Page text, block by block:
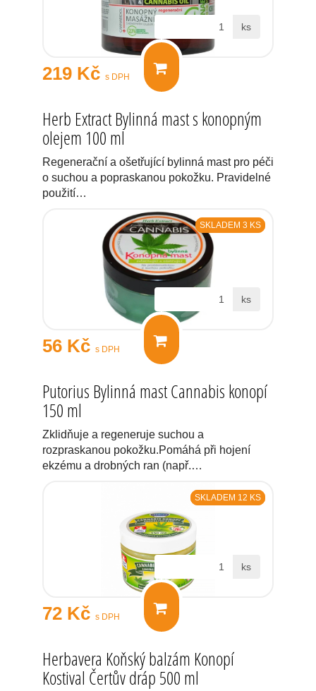
219 Kč s DPH
ks
Herb Extract Bylinná mast s konopným
olejem 100 ml
Regenerační a ošetřující bylinná mast pro péči
o suchou a popraskanou pokožku. Pravidelné
použití…
SKLADEM 3 KS
56 Kč s DPH
ks
Putorius Bylinná mast Cannabis konopí
150 ml
Zklidňuje a regeneruje suchou a
rozpraskanou pokožku.Pomáhá při hojení
ekzému a drobných ran (např.…
SKLADEM 12 KS
72 Kč s DPH
ks
Herbavera Koňský balzám Konopí
Kostival Čertův dráp 500 ml